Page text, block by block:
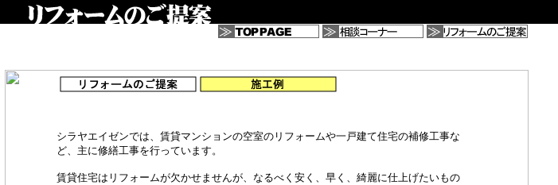
シラヤエイゼンでは、賃貸マンションの空室のリフォームや一戸建て住宅の補修工事な
ど、主に修繕工事を行っています。
賃貸住宅はリフォームが欠かせませんが、なるべく安く、早く、綺麗に仕上げたいもの